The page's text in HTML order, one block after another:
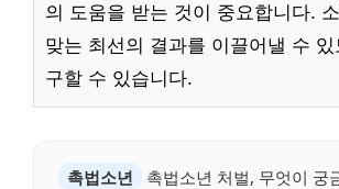
의 도움을 받는 것이 중요합니다.
맞는 최선의 결과를 이끌어낼 수
구할 수 있습니다.
촉법소년
촉법소년 처벌, 무엇이 궁